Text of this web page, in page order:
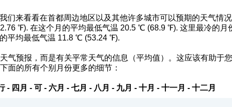
们来看看在首都周边地区以及其他许多城市可以预期的天气情
℉). 在这个月的平均最低气温 20.5 ℃ (68.9 ℉). 这里最冷的
平均最低气温 11.8 ℃ (53.24 ℉).
气预报，而是有关平常天气的信息（平均值）。这应该有助于
面的所有个别月份更多的细节：
- 四月 - 可- 六月 - 七月 - 八月 - 九月 - 十月 - 十一月 - 十二月